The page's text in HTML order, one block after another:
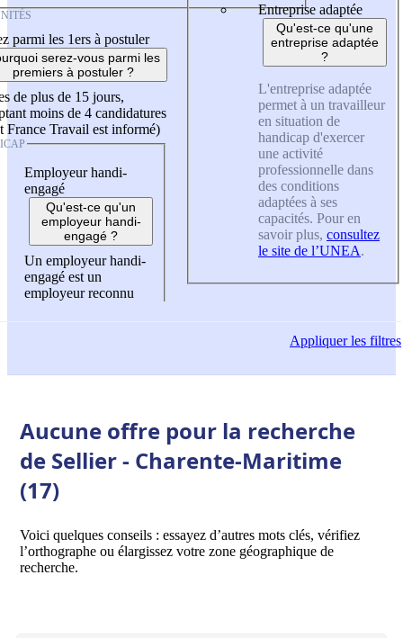
parmi les 1ers à postuler
serez-vous parmi les
premiers à postuler ?
de plus de 15 jours,
moins de 4 candidatures
France Travail est informé)
Employeur handi-
engagé
Qu'est-ce qu'un
employeur handi-
engagé ?
Un employeur handi-
engagé est un
employeur reconnu
Entreprise adaptée
Qu'est-ce qu'une
entreprise adaptée
?
L'entreprise adaptée
permet à un travailleur
en situation de
handicap d'exercer
une activité
professionnelle dans
des conditions
adaptées à ses
capacités. Pour en
savoir plus, consultez
le site de l’UNEA.
Appliquerles filtres
Aucune offre pour la recherche
de Sellier - Charente-Maritime
(17)
Voici quelques conseils : essayez d’autres mots clés, vérifiez
l’orthographe ou élargissez votre zone géographique de
recherche.